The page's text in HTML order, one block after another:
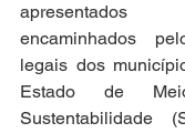
encaminhados
legais dos
Estado de
Sustentabilidade